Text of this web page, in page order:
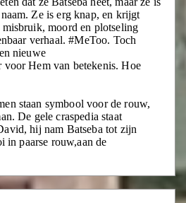
Ze is erg knap, en krijgt
misbruik, moord en plotseling
verhaal. #MeToo. Toch
nieuwe
voor Hem van betekenis. Hoe
staan symbool voor de rouw,
De gele craspedia staat
hij nam Batseba tot zijn
in paarse rouw,aan de